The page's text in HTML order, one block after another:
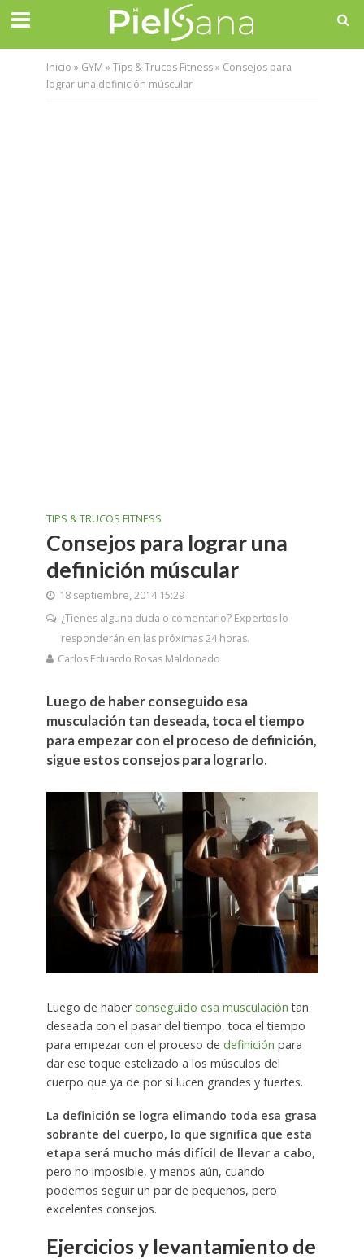
Inicio » GYM »Tips & Trucos Fitness» Consejos para
lograr una definición múscular
TIPS & TRUCOS FITNESS
Consejos para lograr una
definición múscular
18 septiembre, 2014 15:29
¿Tienes alguna duda o comentario? Expertos lo
responderán en las próximas 24 horas.
Carlos Eduardo Rosas Maldonado
Luego de haber conseguido esa
musculación tan deseada, toca el tiempo
para empezar con el proceso de definición,
sigue estos consejos para lograrlo.
Luego de haberconseguido esa musculación tan
deseada con el pasar del tiempo, toca el tiempo
para empezar con el proceso de definición para
dar ese toque estelizado a los músculos del
cuerpo que ya de por sí lucen grandes y fuertes.
La definición se logra elimando toda esa grasa
sobrante del cuerpo, lo que significa que esta
etapa será mucho más difícil de llevar a cabo,
pero no imposible, y menos aún, cuando
podemos seguir un par de pequeños, pero
excelentes consejos.
Ejercicios y levantamiento de